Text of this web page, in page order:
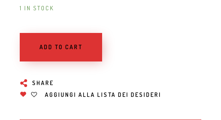
1 IN STOCK
ADD TO CART
SHARE
AGGIUNGI ALLA LISTA DEI DESIDERI